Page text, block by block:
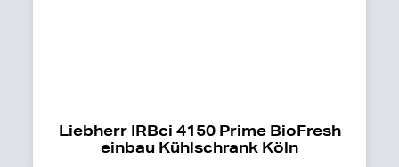
Liebherr IRBci 4150 Prime BioFresh
einbau Kühlschrank Köln